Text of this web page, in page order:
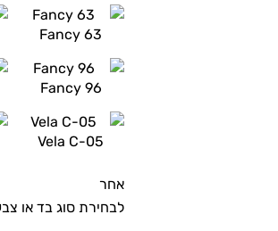
Fancy 63
Fancy 96
Vela C-05
אחר
לבחירת סוג בד או